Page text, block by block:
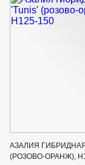
АЗАЛИЯ ГИБРИДНАЯ
(РОЗОВО-ОРАНЖ),